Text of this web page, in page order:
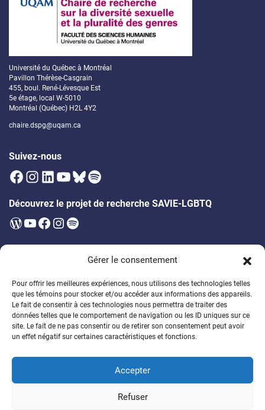
Gérer le consentement
Pour offrir les meilleures expériences, nous utilisons des technologies telles
que les témoins pour stocker et/ou accéder aux informations des appareils.
Le fait de consentir à ces technologies nous permettra de traiter des
données telles que le comportement de navigation ou les ID uniques sur ce
site. Le fait de ne pas consentir ou de retirer son consentement peut avoir
un effet négatif sur certaines caractéristiques et fonctions.
Accepter
Refuser
Université du Québec à Montréal
Pavillon Thérèse-Casgrain
455, boul. René-Lévesque Est
5e étage, local W-5010
Montréal (Québec) H2L 4Y2
chaire.dspg@uqam.ca
Suivez-nous
Facebook
Instagram
LinkedIn
YouTube
Bluesky
Spotify
Découvrez le projet de recherche SAVIE-LGBTQ
WordPress
YouTube
Facebook
Instagram
Spotify
Soutenez la formation des étudiant·es
Encouragez un généreux programme de bourses
Faire un don
Chaire de recherche sur la DSPG